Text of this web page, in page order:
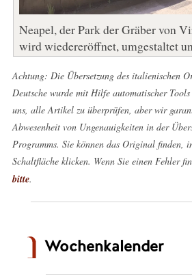
Neapel, der Park der Gräber von
wird wiedereröffnet, umgestaltet
Achtung: Die Übersetzung des italienischen
Deutsche wurde mit Hilfe automatischer
uns, alle Artikel zu überprüfen, aber wir
Abwesenheit von Ungenauigkeiten in der
Programms. Sie können das Original finden,
Schaltfläche klicken. Wenn Sie einen Fehler
bitte.
Wochenkalender